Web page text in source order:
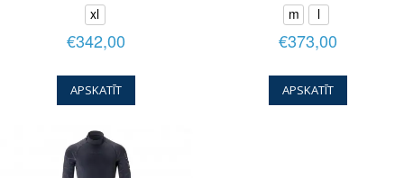
xl
€342,00
APSKATĪT
m
l
€373,00
APSKATĪT